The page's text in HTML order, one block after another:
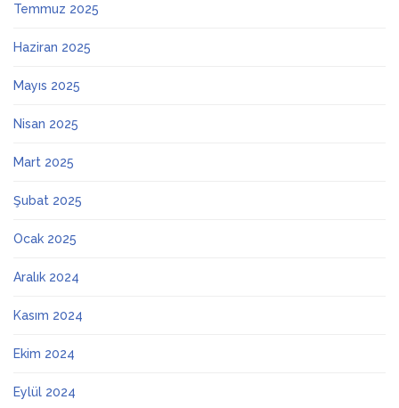
Temmuz 2025
Haziran 2025
Mayıs 2025
Nisan 2025
Mart 2025
Şubat 2025
Ocak 2025
Aralık 2024
Kasım 2024
Ekim 2024
Eylül 2024